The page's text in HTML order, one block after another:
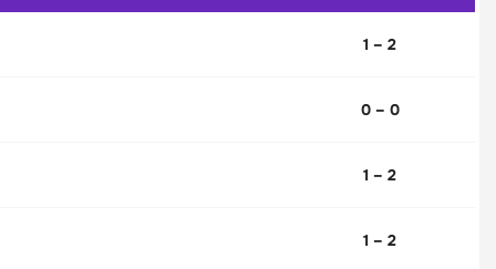
1 – 2
0 – 0
1 – 2
1 – 2